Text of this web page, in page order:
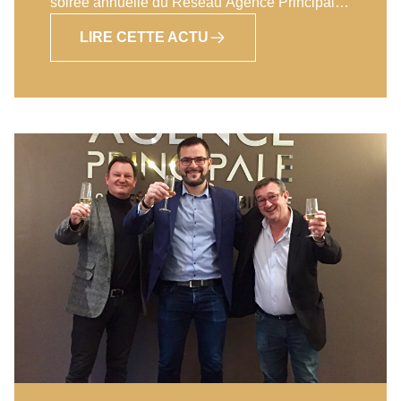
Marc Houdebine et Didier Couraudon
(cofondateurs) ont donc convié les membres du
également à saluer les meilleures
performances de l’exercice écoulé. Et une fois
de plus, tous les records ont été battus : le Top
10 réalise une moyenne de chiffre d’affaire de
1 381 925 Euro. Pour prendre la 1ère place il
fallait cette année générer plus de 1 870 398
euros de CA. Les 10 premiers collaborateurs
du réseau sont sur une moyenne de plus de
432 000 Euros de production personnel avec
pour la meilleure un CA de 573 660 euros !
Enfin, il était important de souligner les
résultats de l’agence de Gagny qui a rejoint le
LIRE CETTE ACTU